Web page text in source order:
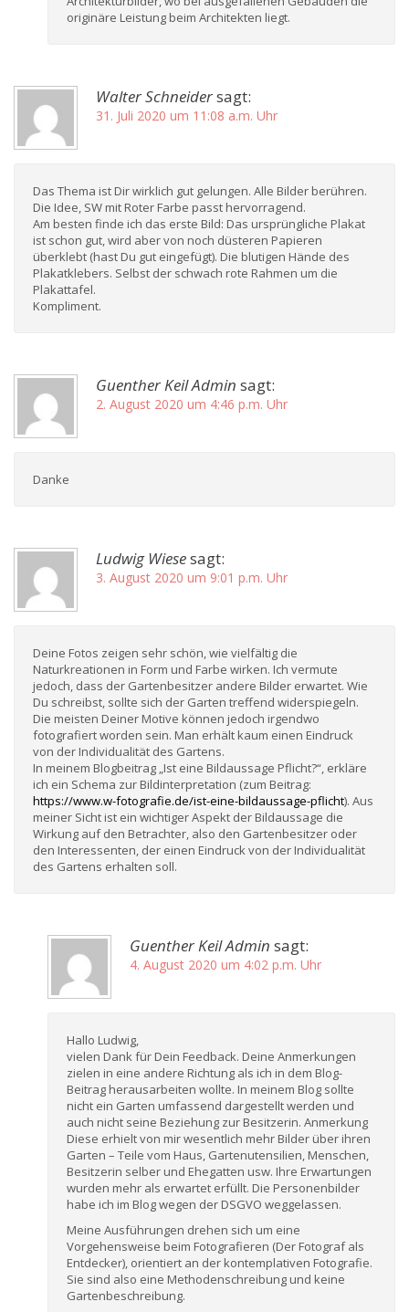
originäre Leistung beim Architekten liegt.
Walter Schneidersagt:
31. Juli 2020 um 11:08 a.m. Uhr
Das Thema ist Dir wirklich gut gelungen. Alle Bilder berühren.
Die Idee, SW mit Roter Farbe passt hervorragend.
Am besten finde ich das erste Bild: Das ursprüngliche Plakat
ist schon gut, wird aber von noch düsteren Papieren
überklebt (hast Du gut eingefügt). Die blutigen Hände des
Plakatklebers. Selbst der schwach rote Rahmen um die
Plakattafel.
Kompliment.
Guenther Keil Admin sagt:
2. August 2020 um 4:46 p.m. Uhr
Danke
Ludwig Wiesesagt:
3. August 2020 um 9:01 p.m. Uhr
Deine Fotos zeigen sehr schön, wie vielfältig die
Naturkreationen in Form und Farbe wirken. Ich vermute
jedoch, dass der Gartenbesitzer andere Bilder erwartet. Wie
Du schreibst, sollte sich der Garten treffend widerspiegeln.
Die meisten Deiner Motive können jedoch irgendwo
fotografiert worden sein. Man erhält kaum einen Eindruck
von der Individualität des Gartens.
In meinem Blogbeitrag „Ist eine Bildaussage Pflicht?“, erkläre
ich ein Schema zur Bildinterpretation (zum Beitrag:
https://www.w-fotografie.de/ist-eine-bildaussage-pflicht). Aus
meiner Sicht ist ein wichtiger Aspekt der Bildaussage die
Wirkung auf den Betrachter, also den Gartenbesitzer oder
den Interessenten, der einen Eindruck von der Individualität
des Gartens erhalten soll.
Guenther Keil Admin sagt:
4. August 2020 um 4:02 p.m. Uhr
Hallo Ludwig,
vielen Dank für Dein Feedback. Deine Anmerkungen
zielen in eine andere Richtung als ich in dem Blog-
Beitrag herausarbeiten wollte. In meinem Blog sollte
nicht ein Garten umfassend dargestellt werden und
auch nicht seine Beziehung zur Besitzerin. Anmerkung
Diese erhielt von mir wesentlich mehr Bilder über ihren
Garten – Teile vom Haus, Gartenutensilien, Menschen,
Besitzerin selber und Ehegatten usw. Ihre Erwartungen
wurden mehr als erwartet erfüllt. Die Personenbilder
habe ich im Blog wegen der DSGVO weggelassen.
Meine Ausführungen drehen sich um eine
Vorgehensweise beim Fotografieren (Der Fotograf als
Entdecker), orientiert an der kontemplativen Fotografie.
Sie sind also eine Methodenschreibung und keine
Gartenbeschreibung.